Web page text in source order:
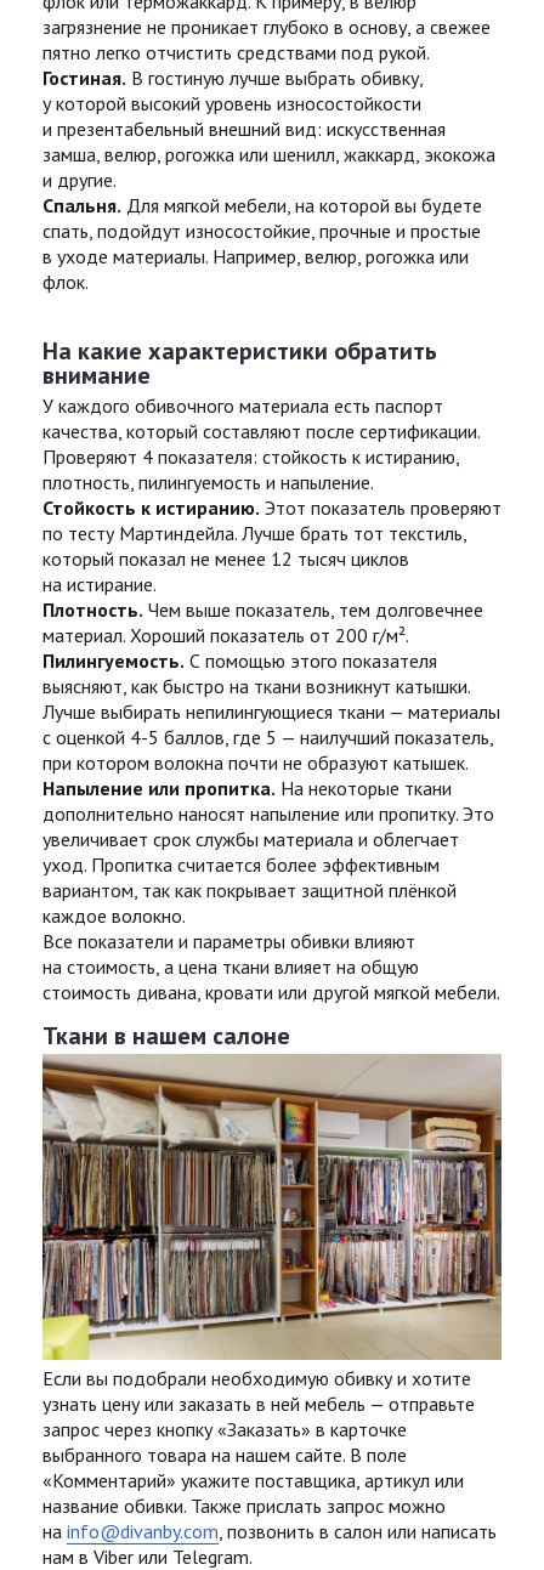
загрязнение не проникает глубоко в основу, а свежее
пятно легко отчистить средствами под рукой.
Гостиная. В гостиную лучше выбрать обивку,
у которой высокий уровень износостойкости
и презентабельный внешний вид: искусственная
замша, велюр, рогожка или шенилл, жаккард, экокожа
и другие.
Спальня. Для мягкой мебели, на которой вы будете
спать, подойдут износостойкие, прочные и простые
в уходе материалы. Например, велюр, рогожка или
флок.
На какие характеристики обратить
внимание
У каждого обивочного материала есть паспорт
качества, который составляют после сертификации.
Проверяют 4 показателя: стойкость к истиранию,
плотность, пилингуемость и напыление.
Стойкость к истиранию. Этот показатель проверяют
по тесту Мартиндейла. Лучше брать тот текстиль,
который показал не менее 12 тысяч циклов
на истирание.
Плотность. Чем выше показатель, тем долговечнее
материал. Хороший показатель от 200 г/м².
Пилингуемость. С помощью этого показателя
выясняют, как быстро на ткани возникнут катышки.
Лучше выбирать непилингующиеся ткани — материалы
с оценкой 4-5 баллов, где 5 — наилучший показатель,
при котором волокна почти не образуют катышек.
Напыление или пропитка. На некоторые ткани
дополнительно наносят напыление или пропитку. Это
увеличивает срок службы материала и облегчает
уход. Пропитка считается более эффективным
вариантом, так как покрывает защитной плёнкой
каждое волокно.
Все показатели и параметры обивки влияют
на стоимость, а цена ткани влияет на общую
стоимость дивана, кровати или другой мягкой мебели.
Ткани в нашем салоне
Если вы подобрали необходимую обивку и хотите
узнать цену или заказать в ней мебель — отправьте
запрос через кнопку «Заказать» в карточке
выбранного товара на нашем сайте. В поле
«Комментарий» укажите поставщика, артикул или
название обивки. Также прислать запрос можно
на info@divanby.com , позвонить в салон или написать
нам в Viber или Telegram.